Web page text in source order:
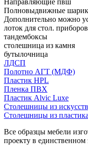
Полновыдвижные
Дополнительно можно
лоток для стол. приборов
тандембоксы
столешница из камня
бутылочница
ЛДСП
Полотно АГТ (МДФ)
Пластик HPL
Пленка ПВХ
Пластик Alvic Luxe
Столешницы из
Столешницы из пластика
Все образцы мебели
проекту в единственном